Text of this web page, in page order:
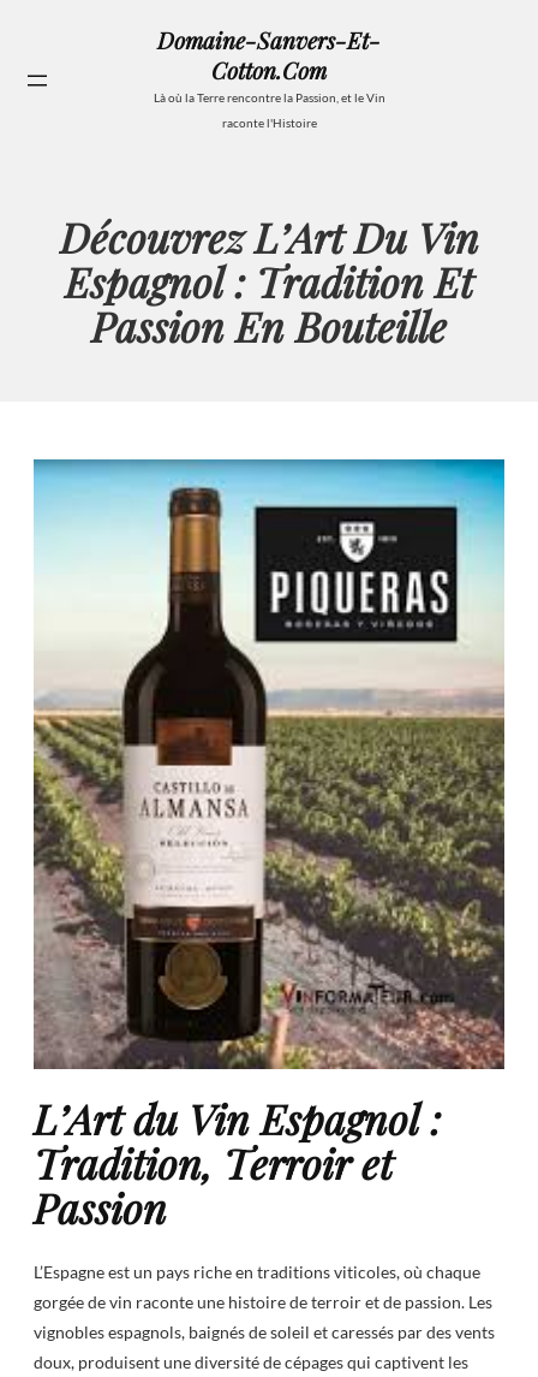
contenu
Domaine-Sanvers-Et-
Cotton.com
Là où la Terre rencontre la Passion, et le Vin
raconte l'Histoire
Découvrez L’Art Du Vin
Espagnol : Tradition Et
Passion En Bouteille
L’Art du Vin Espagnol :
Tradition, Terroir et
Passion
L’Espagne est un pays riche en traditions viticoles, où chaque
gorgée de vin raconte une histoire de terroir et de passion. Les
vignobles espagnols, baignés de soleil et caressés par des vents
doux, produisent une diversité de cépages qui captivent les